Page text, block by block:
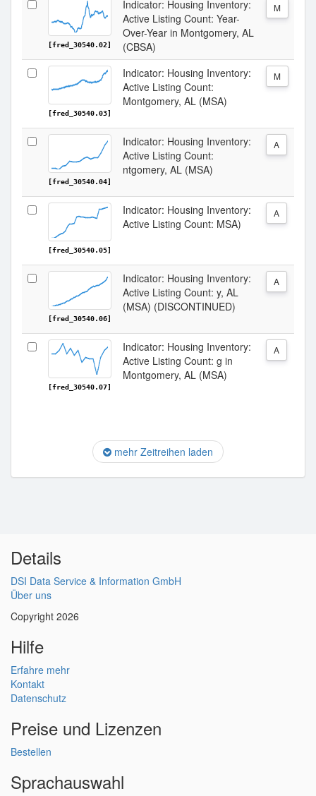
[fred_30540.02]
Indicator: Housing Inventory:
Active Listing Count: Year-
Over-Year in Montgomery, AL
(CBSA)
M
[fred_30540.03]
Indicator: Housing Inventory:
Active Listing Count:
Montgomery, AL (MSA)
M
[fred_30540.04]
Indicator: Housing Inventory:
Active Listing Count:
ntgomery, AL (MSA)
A
[fred_30540.05]
Indicator: Housing Inventory:
Active Listing Count: MSA)
A
[fred_30540.06]
Indicator: Housing Inventory:
Active Listing Count: y, AL
(MSA) (DISCONTINUED)
A
[fred_30540.07]
Indicator: Housing Inventory:
Active Listing Count: g in
Montgomery, AL (MSA)
A
mehr Zeitreihen laden
Details
DSI Data Service & Information GmbH
Über uns
Copyright 2026
Hilfe
Erfahre mehr
Kontakt
Datenschutz
Preise und Lizenzen
Bestellen
Sprachauswahl